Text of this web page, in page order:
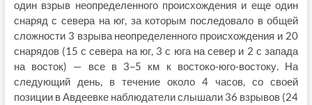
один взрыв неопределенного происхождения и еще один
снаряд с севера на юг, за которым последовало в общей
сложности 3 взрыва неопределенного происхождения и 20
снарядов (15 с севера на юг, 3 с юга на север и 2 с запада
на восток) — все в 3–5 км к востоко‑юго‑востоку. На
следующий день, в течение около 4 часов, со своей
позиции в Авдеевке наблюдатели слышали 36 взрывов (24